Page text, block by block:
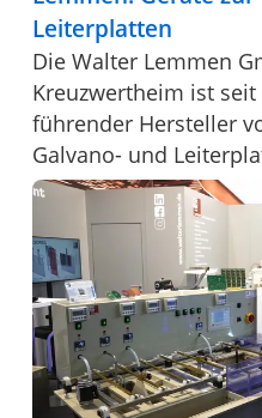
Leiterplatten
Die Walter Lemmen
Kreuzwertheim ist seit
führender Hersteller
Galvano- und